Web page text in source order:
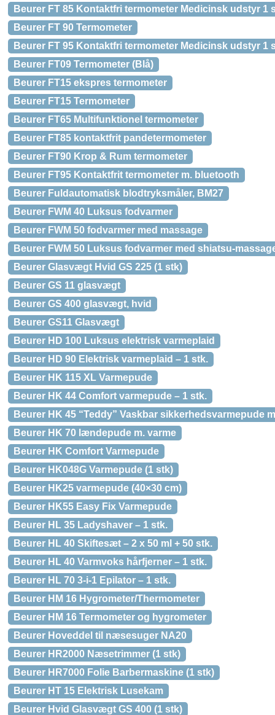
Beurer FT 85 Kontaktfri termometer Medicinsk udstyr 1
Beurer FT 90 Termometer
Beurer FT 95 Kontaktfri termometer Medicinsk udstyr 1
Beurer FT09 Termometer (Blå)
Beurer FT15 ekspres termometer
Beurer FT15 Termometer
Beurer FT65 Multifunktionel termometer
Beurer FT85 kontaktfrit pandetermometer
Beurer FT90 Krop & Rum termometer
Beurer FT95 Kontaktfrit termometer m. bluetooth
Beurer Fuldautomatisk blodtryksmåler, BM27
Beurer FWM 40 Luksus fodvarmer
Beurer FWM 50 fodvarmer med massage
Beurer FWM 50 Luksus fodvarmer med shiatsu-
Beurer Glasvægt Hvid GS 225 (1 stk)
Beurer GS 11 glasvægt
Beurer GS 400 glasvægt, hvid
Beurer GS11 Glasvægt
Beurer HD 100 Luksus elektrisk varmeplaid
Beurer HD 90 Elektrisk varmeplaid – 1 stk.
Beurer HK 115 XL Varmepude
Beurer HK 44 Comfort varmepude – 1 stk.
Beurer HK 45 “Teddy” Vaskbar sikkerhedsvarmepude
Beurer HK 70 lændepude m. varme
Beurer HK Comfort Varmepude
Beurer HK048G Varmepude (1 stk)
Beurer HK25 varmepude (40×30 cm)
Beurer HK55 Easy Fix Varmepude
Beurer HL 35 Ladyshaver – 1 stk.
Beurer HL 40 Skiftesæt – 2 x 50 ml + 50 stk.
Beurer HL 40 Varmvoks hårfjerner – 1 stk.
Beurer HL 70 3-i-1 Epilator – 1 stk.
Beurer HM 16 Hygrometer/Thermometer
Beurer HM 16 Termometer og hygrometer
Beurer Hoveddel til næsesuger NA20
Beurer HR2000 Næsetrimmer (1 stk)
Beurer HR7000 Folie Barbermaskine (1 stk)
Beurer HT 15 Elektrisk Lusekam
Beurer Hvid Glasvægt GS 400 (1 stk)